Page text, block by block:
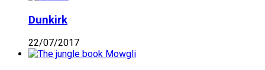
Dunkirk
22/07/2017